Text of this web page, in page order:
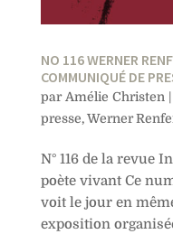
NO 116 WERNER
COMMUNIQUÉ DE
parAmélie Christen
presse,Werner
N° 116 de la revue
poète vivant Ce
voit le jour en
exposition